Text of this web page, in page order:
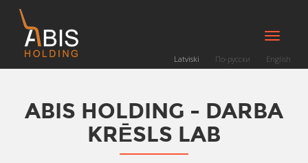
Toggle
Latviski По-русски English
ABIS HOLDING - DARBA
KRĒSLS LAB